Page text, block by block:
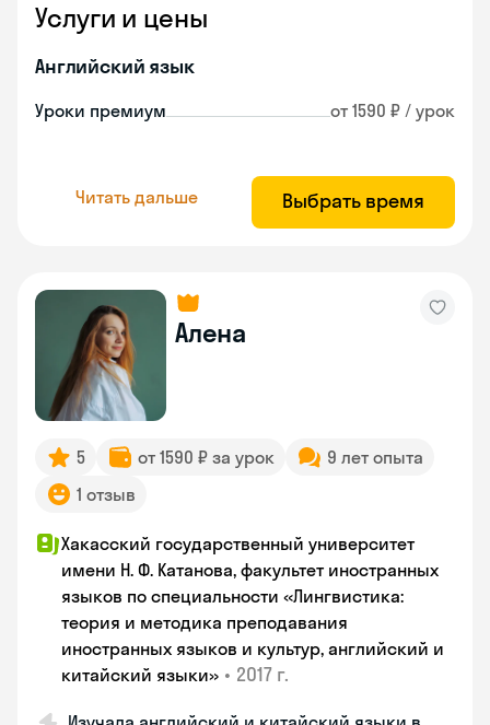
Услуги и цены
Английский язык
Уроки премиум от 1590 ₽ / урок
Читать дальше Выбрать время
Алена
5 от 1590 ₽ за урок
9 лет опыта
1 отзыв
Хакасский государственный университет
имени Н. Ф. Катанова, факультет иностранных
языков по специальности «Лингвистика:
теория и методика преподавания
иностранных языков и культур, английский и
китайский языки» • 2017 г.